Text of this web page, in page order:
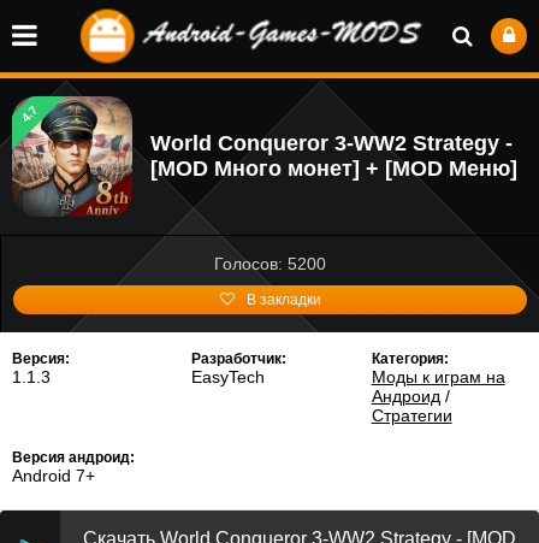
4.7
World Conqueror 3-WW2 Strategy -
[MOD Много монет] + [MOD Меню]
Голосов: 5200
В закладки
Версия:
1.1.3
Разработчик:
EasyTech
Категория:
Моды к играм на
Андроид /
Стратегии
Версия андроид:
Android 7+
Скачать World Conqueror 3-WW2 Strategy - [MOD